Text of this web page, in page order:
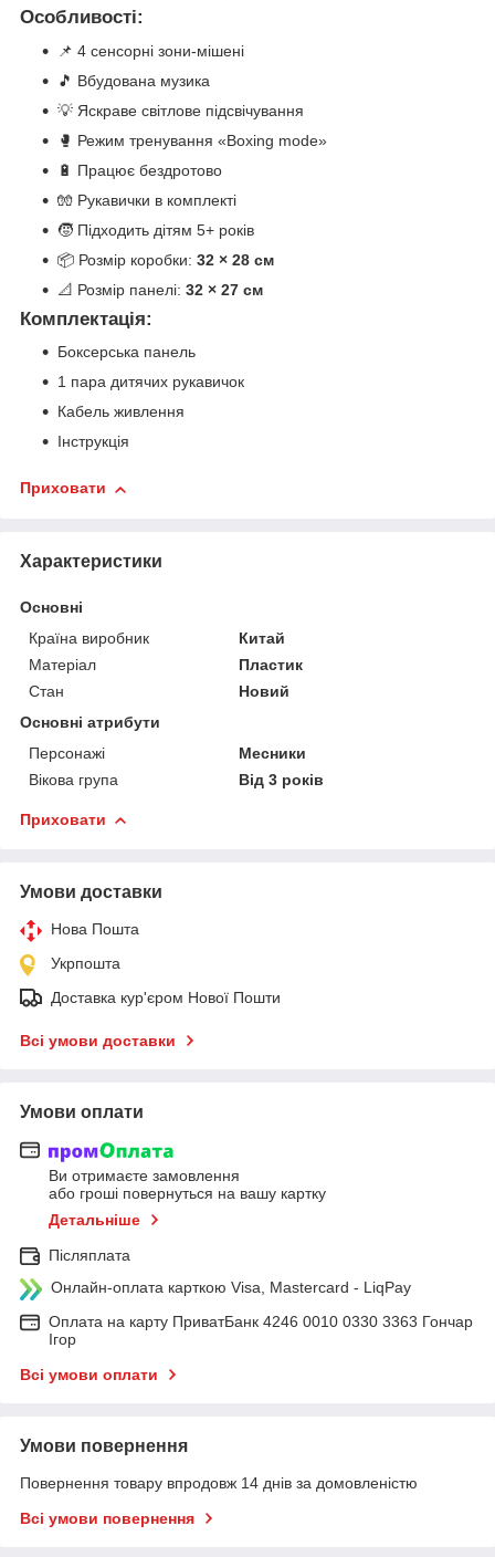
Особливості:
📌 4 сенсорні зони-мішені
🎵 Вбудована музика
💡 Яскраве світлове підсвічування
🥊 Режим тренування «Boxing mode»
🔋 Працює бездротово
🧤 Рукавички в комплекті
🧒 Підходить дітям 5+ років
📦 Розмір коробки: 32 × 28 см
📐 Розмір панелі: 32 × 27 см
Комплектація:
Боксерська панель
1 пара дитячих рукавичок
Кабель живлення
Інструкція
Приховати
Характеристики
Основні
Країна виробник
Китай
Матеріал
Пластик
Стан
Новий
Основні атрибути
Персонажі
Месники
Вікова група
Від 3 років
Приховати
Умови доставки
Нова Пошта
Укрпошта
Доставка кур'єром Нової Пошти
Всі умови доставки
Умови оплати
Ви отримаєте замовлення
або гроші повернуться на вашу картку
Детальніше
Післяплата
Онлайн-оплата карткою Visa, Mastercard - LiqPay
Оплата на карту ПриватБанк 4246 0010 0330 3363 Гончар
Ігор
Всі умови оплати
Умови повернення
Повернення товару впродовж 14 днів за домовленістю
Всі умови повернення